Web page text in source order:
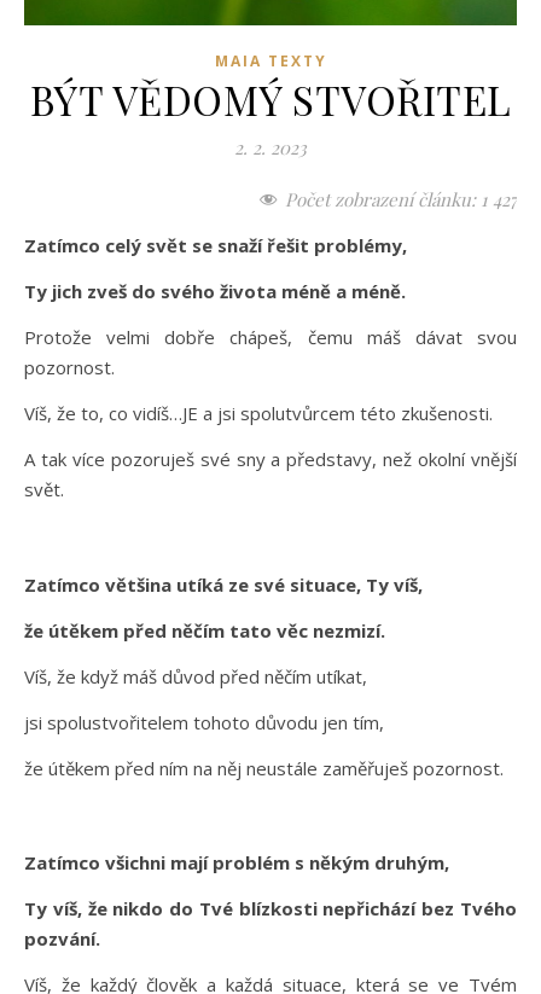
MAIA TEXTY
BÝT VĚDOMÝ STVOŘITEL
2. 2. 2023
Počet zobrazení článku: 1 427
Zatímco celý svět se snaží řešit problémy,
Ty jich zveš do svého života méně a méně.
Protože velmi dobře chápeš, čemu máš dávat svou
pozornost.
Víš, že to, co vidíš…JE a jsi spolutvůrcem této zkušenosti.
A tak více pozoruješ své sny a představy, než okolní vnější
svět.
Zatímco většina utíká ze své situace, Ty víš,
že útěkem před něčím tato věc nezmizí.
Víš, že když máš důvod před něčím utíkat,
jsi spolustvořitelem tohoto důvodu jen tím,
že útěkem před ním na něj neustále zaměřuješ pozornost.
Zatímco všichni mají problém s někým druhým,
Ty víš, že nikdo do Tvé blízkosti nepřichází bez Tvého
pozvání.
Víš, že každý člověk a každá situace, která se ve Tvém